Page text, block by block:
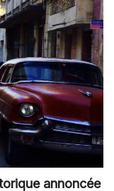
annoncée